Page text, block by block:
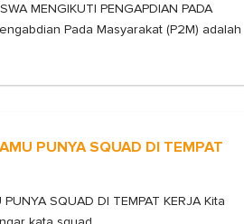
MENGIKUTI PENGAPDIAN PADA
Pada Masyarakat (P2M) adalah
PUNYA SQUAD DI TEMPAT
SQUAD DI TEMPAT KERJA Kita